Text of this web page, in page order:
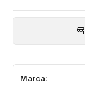
Marca: